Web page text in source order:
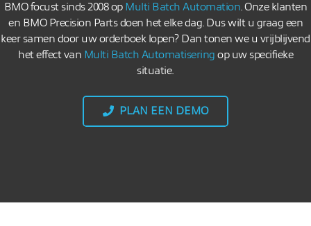
BMO focust sinds 2008 op Multi Batch Automation. Onze klanten
en BMO Precision Parts doen het elke dag. Dus wilt u graag een
keer samen door uw orderboek lopen? Dan tonen we u vrijblijvend
het effect van Multi Batch Automatisering op uw specifieke
situatie.
PLAN EEN DEMO